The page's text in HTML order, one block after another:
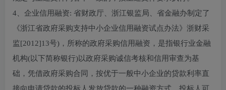
4、企业信用融资: 省财政厅、浙江银监局、省金融办制定了
《浙江省政府采购支持中小企业信用融资试点办法》浙财采
监[2012]13号)，所称的政府采购信用融资，是指银行业金融
机构(以下简称银行)以政府采购诚信考核和信用审查为基
础，凭借政府采购合同，按优于一般中小企业的贷款利率直